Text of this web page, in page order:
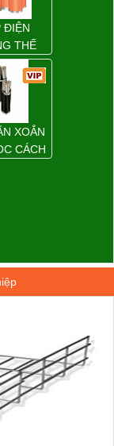
ĐIỆN
THẾ
XOẮN
CÁCH